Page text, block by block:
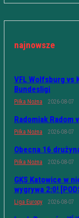
najnowsze
VFL Wolfsburg vs
Bundesligi
Piłka Nożna 2026-08-07
Radomiak Radom
Piłka Nożna 2026-08-07
Obecna 16
Piłka Nożna 2026-08-07
GKS Katowice w
wygrywa 2:0!
Liga Europy 2026-08-07